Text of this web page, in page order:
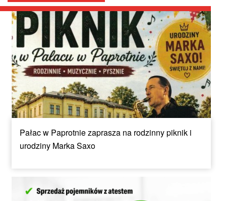
Pałac w Paprotnie zaprasza na rodzinny piknik i
urodziny Marka Saxo